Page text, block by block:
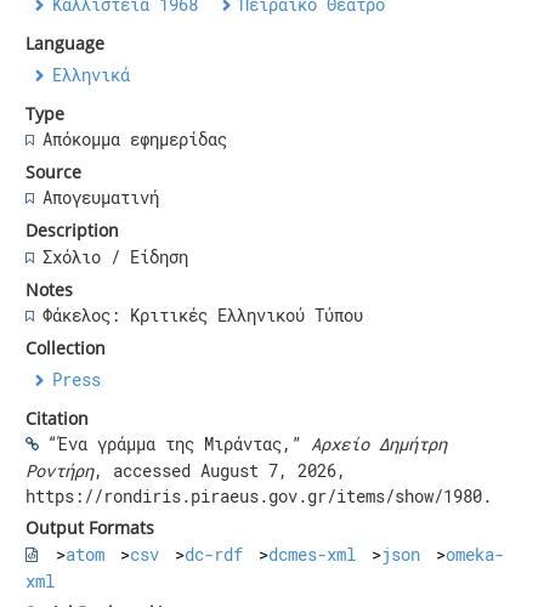
Language
Ελληνικά
Type
Απόκομμα εφημερίδας
Source
Απογευματινή
Description
Σχόλιο / Είδηση
Notes
Φάκελος: Κριτικές Ελληνικού Τύπου
Collection
Press
Citation
“Ένα γράμμα της Μιράντας,” Αρχείο Δημήτρη
Ροντήρη, accessed August 7, 2026,
https://rondiris.piraeus.gov.gr/items/show/1980.
Output Formats
atom
csv dc-rdf dcmes-xml json
omeka-
xml